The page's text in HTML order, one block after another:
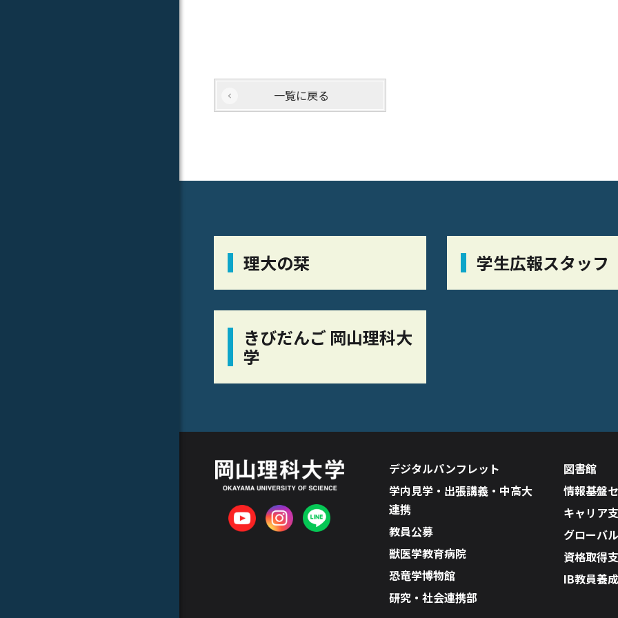
一覧に戻る
理大の栞 学生広報スタッフ
きびだんご 岡山理科大
学
デジタルパンフレット
学内見学・出張講義・中高大
連携
教員公募
獣医学教育病院
恐竜学博物館
研究・社会連携部
図書館
情報基盤
キャリア
グローバ
資格取得
IB教員養